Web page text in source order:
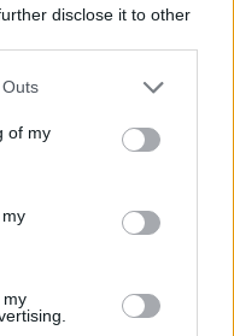
disclose it to other
of my
my
jövedelem 21.2%-át
hatalmas ugrást
is. A legrosszabbul
tudhatta magáénak
a 2000. évi 13%-hoz